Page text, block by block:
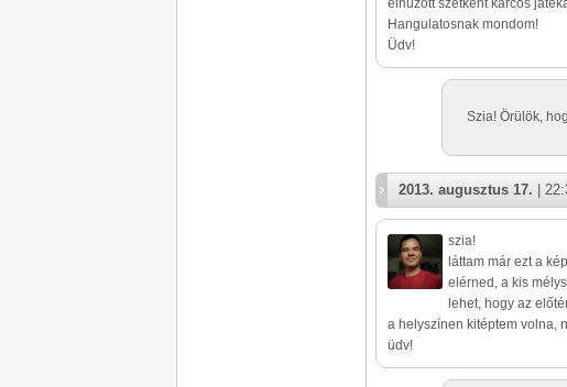
elhúzott szétkent karcos
Hangulatosnak mondom!
Üdv!
Szia! Örülök,
2013. augusztus 17. |
szia!
láttam már ezt a
elérned, a kis
lehet, hogy az
a helyszínen kitéptem volna,
üdv!